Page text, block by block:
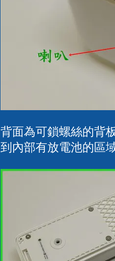
背面為可鎖螺絲的背
到內部有放電池的區